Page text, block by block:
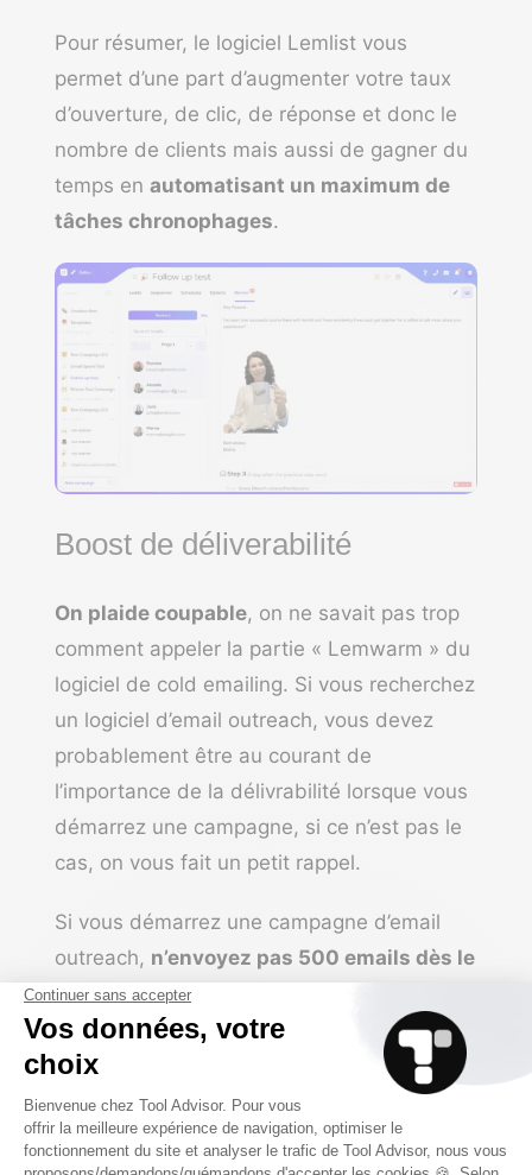
Pour résumer, le logiciel Lemlist vous
permet d’une part d’augmenter votre taux
d’ouverture, de clic, de réponse et donc le
nombre de clients mais aussi de gagner du
temps en automatisant un maximum de
tâches chronophages.
Boost de déliverabilité
On plaide coupable, on ne savait pas trop
comment appeler la partie « Lemwarm » du
logiciel de cold emailing. Si vous recherchez
un logiciel d’email outreach, vous devez
probablement être au courant de
l’importance de la délivrabilité lorsque vous
démarrez une campagne, si ce n’est pas le
cas, on vous fait un petit rappel.
Si vous démarrez une campagne d’email
outreach, n’envoyez pas 500 emails dès le
premier joursinon vous allez tomber en
spam ou, moins mauvais mais mauvais
quand même, dans l’onglet promotion de
Google.
Il faut « chauffer » votre adresse email